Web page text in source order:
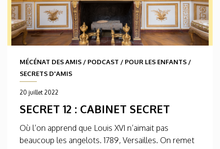
MÉCÉNAT DES AMIS / PODCAST / POUR LES ENFANTS /
SECRETS D'AMIS
20 juillet 2022
SECRET 12 : CABINET SECRET
Où l’on apprend que Louis XVI n’aimait pas
beaucoup les angelots. 1789, Versailles. On remet